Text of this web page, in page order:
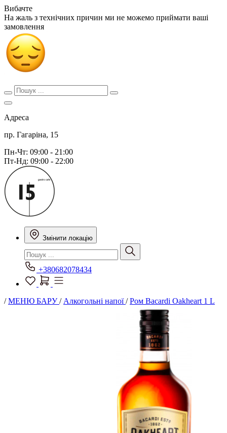
Вибачте
На жаль з технічних причин ми не можемо приймати ваші
замовлення
Адреса
пр. Гагаріна, 15
Пн-Чт: 09:00 - 21:00
Пт-Нд: 09:00 - 22:00
Змінити локацію
+380682078434
/МЕНЮ БАРУ/ Алкогольні напої/Ром Bacardi Oakheart 1 L